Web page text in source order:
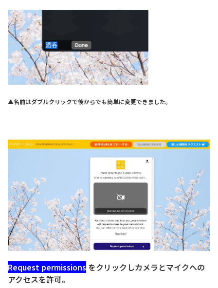
▲名前はダブルクリックで後からでも簡単に変更できました。
Request permissions をクリックしカメラとマイクへの
アクセスを許可。